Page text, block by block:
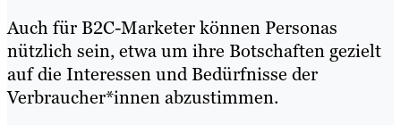
Auch für B2C-Marketer können Personas
nützlich sein, etwa um ihre Botschaften gezielt
auf die Interessen und Bedürfnisse der
Verbraucher*innen abzustimmen.